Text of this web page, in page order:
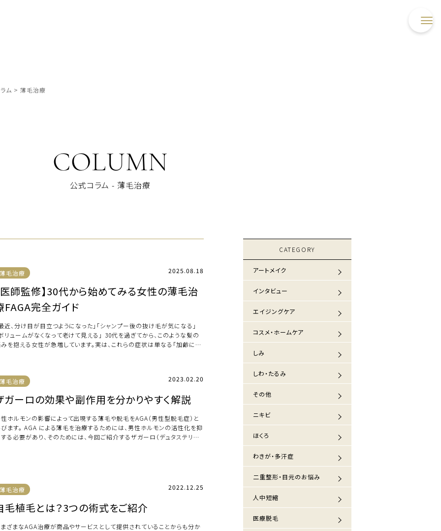
ム > 薄毛治療
COLUMN
公式コラム - 薄毛治療
薄毛治療 2025.08.18
医師監修】30代から始めてみる女性の薄毛治
FAGA完全ガイド
近、分け目が目立つようになった」「シャンプー後の抜け毛が気になる」
リュームがなくなって老けて見える」――― 30代を過ぎてから、このような髪の
を抱える女性が急増しています。実は、これらの症状は単なる「加齢によ
薄毛治療 2023.02.20
ガーロの効果や副作用を分かりやすく解説
ホルモンの影響によって出現する薄毛や脱毛をAGA（男性型脱毛症）と
ます。 AGA による薄毛を治療するためには、男性ホルモンの活性化を抑
る必要があり、そのためには、今回ご紹介するザガーロ（デュタステリド）
薄毛治療 2022.12.25
毛植毛とは？3つの術式をご紹介
ざまなAGA治療が商品やサービスとして提供されていることからも分か
CATEGORY
アートメイク
インタビュー
エイジングケア
コスメ・ホームケア
しみ
しわ・たるみ
その他
ニキビ
ほくろ
わきが・多汗症
二重整形・目元のお悩み
人中短縮
医療脱毛